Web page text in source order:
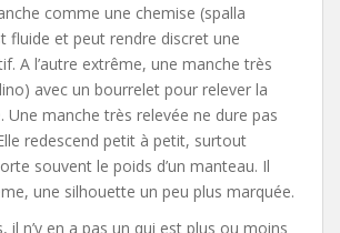
comme une chemise (spalla
fluide et peut rendre discret une
A l’autre extrême, une manche très
avec un bourrelet pour relever la
Une manche très relevée ne dure pas
redescend petit à petit, surtout
souvent le poids d’un manteau. Il
une silhouette un peu plus marquée.
il n’y en a pas un qui est plus ou moins